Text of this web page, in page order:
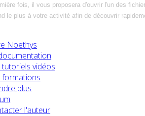
fois, il vous proposera d'ouvrir l'un des
le plus à votre activité afin de découvrir
Noethys
tutoriels vidéos
formations
plus
l'auteur